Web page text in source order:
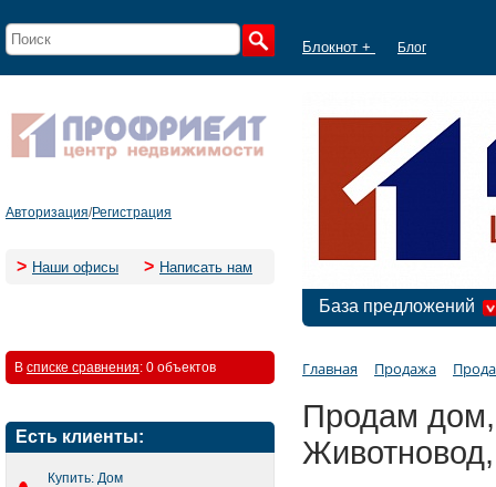
Блокнот + Блог
Авторизация/Регистрация
> Наши офисы > Написать нам
База предложений
В списке сравнения: 0 объектов
Есть клиенты:
Купить: Дом
Главная Продажа
Продам дом,